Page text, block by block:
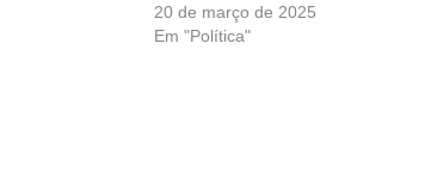
20 de março de 2025
Em "Política"